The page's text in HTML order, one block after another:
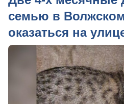
семью в
оказаться на